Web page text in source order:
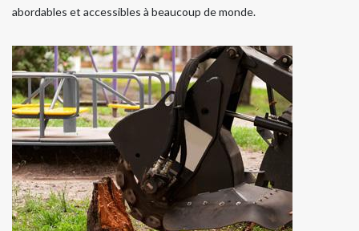
abordables et accessibles à beaucoup de monde.